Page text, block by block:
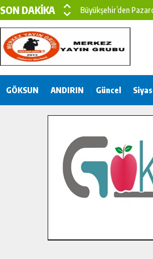
SON DAKİKA
Büyükşehir’den
Büyükşehir’den
Çin’den KSÜ’ye
Gençler Pusula Maraş
İlçe Jandarma
Bertiz’in Yeni
GÖKSUN ANDIRIN Güncel